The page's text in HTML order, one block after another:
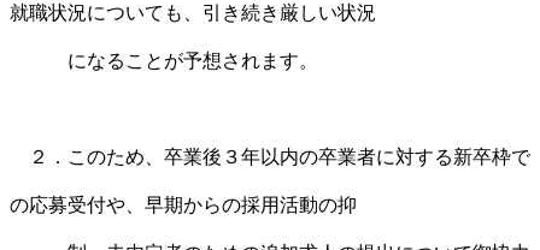
就職状況についても、引き続き厳しい状況
になることが予想されます。
２．このため、卒業後３年以内の卒業者に対する新卒枠で
の応募受付や、早期からの採用活動の抑